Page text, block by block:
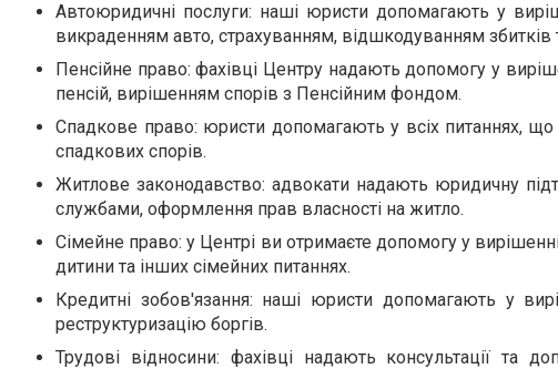
Автоюридичні послуги: наші юристи допомагають у
викраденням авто, страхуванням, відшкодуванням збитків
Пенсійне право: фахівці Центру надають допомогу у
пенсій, вирішенням спорів з Пенсійним фондом.
Спадкове право: юристи допомагають у всіх питаннях,
спадкових спорів.
Житлове законодавство: адвокати надають юридичну
службами, оформлення прав власності на житло.
Сімейне право: у Центрі ви отримаєте допомогу у
дитини та інших сімейних питаннях.
Кредитні зобов'язання: наші юристи допомагають у
реструктуризацію боргів.
Трудові відносини: фахівці надають консультації та